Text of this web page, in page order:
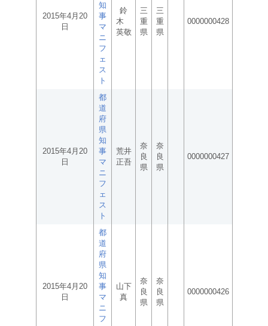
2015年4月20
日
知
事
マ
ニ
フ
ェ
ス
ト
鈴
木
英敬
三
重
県
三
重
県
0000000428
2015年4月20
日
都
道
府
県
知
事
マ
ニ
フ
ェ
ス
ト
荒井
正吾
奈
良
県
奈
良
県
0000000427
2015年4月20
日
都
道
府
県
知
事
マ
ニ
フ
山下
真
奈
良
県
奈
良
県
0000000426